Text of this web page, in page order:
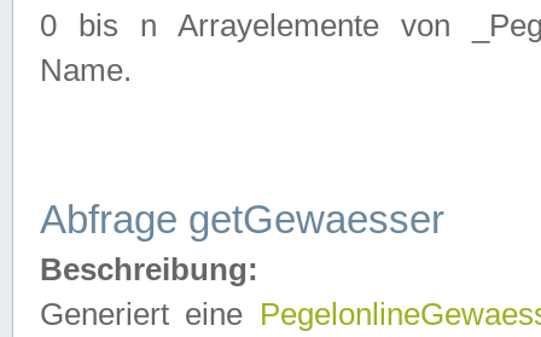
0 bis n Arrayelemente von
Name.
Abfrage getGewaesser
Beschreibung:
Generiert eine